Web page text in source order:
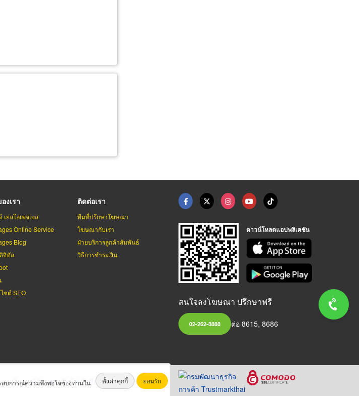
งเรา
ยลโล่เพจเจส
Online Service
Blog
จิทัล
ซต์ SEO
ติดต่อเรา
ทีมที่ปรึกษาโฆษณา
โฆษณากับเรา
ฝ่ายบริการลูกค้าสัมพันธ์
วิธีการชำระเงิน
ดาวน์โหลดแอปพลิเคชัน
สนใจลงโฆษณา ปรึกษาฟรี
02-262-8888 ต่อ 8615, 8686
าย โดยบริษัท เทเลอินโฟ มีเดีย จำกัด (มหาชน)
สบการณ์ความพึงพอใจของท่านใน
ตั้งค่าคุกกี้ ยอมรับ